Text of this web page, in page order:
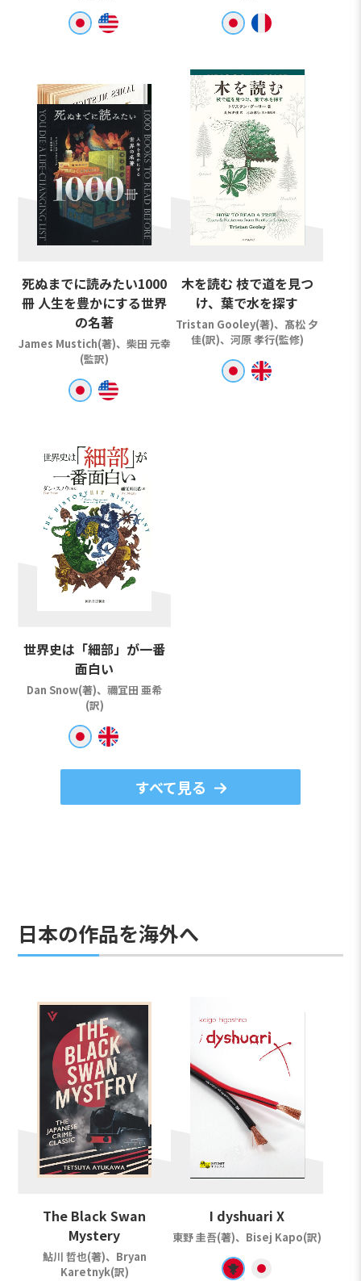
死ぬまでに読みたい1000
冊 人生を豊かにする世界
の名著
James Mustich(著)、柴田 元幸
(監訳)
木を読む 枝で道を見つ
け、葉で水を探す
Tristan Gooley(著)、髙松 夕
佳(訳)、河原 孝行(監修)
世界史は「細部」が一番
面白い
Dan Snow(著)、禰冝田 亜希
(訳)
すべて見る
日本の作品を海外へ
The Black Swan
Mystery
鮎川 哲也(著)、Bryan
Karetnyk(訳)
I dyshuari X
東野 圭吾(著)、Bisej Kapo(訳)